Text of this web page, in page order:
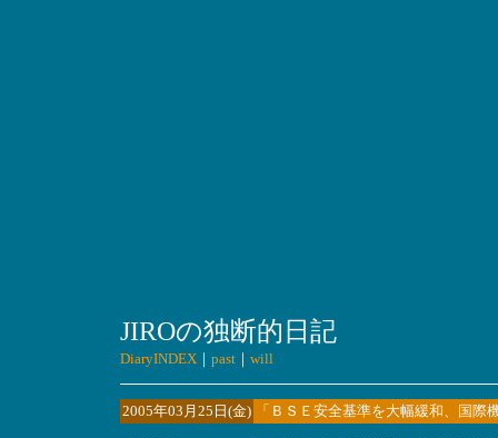
JIROの独断的日記
DiaryINDEX｜ past｜ will
2005年03月25日(金) 「ＢＳＥ安全基準を大幅緩和、国